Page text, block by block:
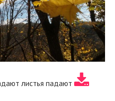
листья падают